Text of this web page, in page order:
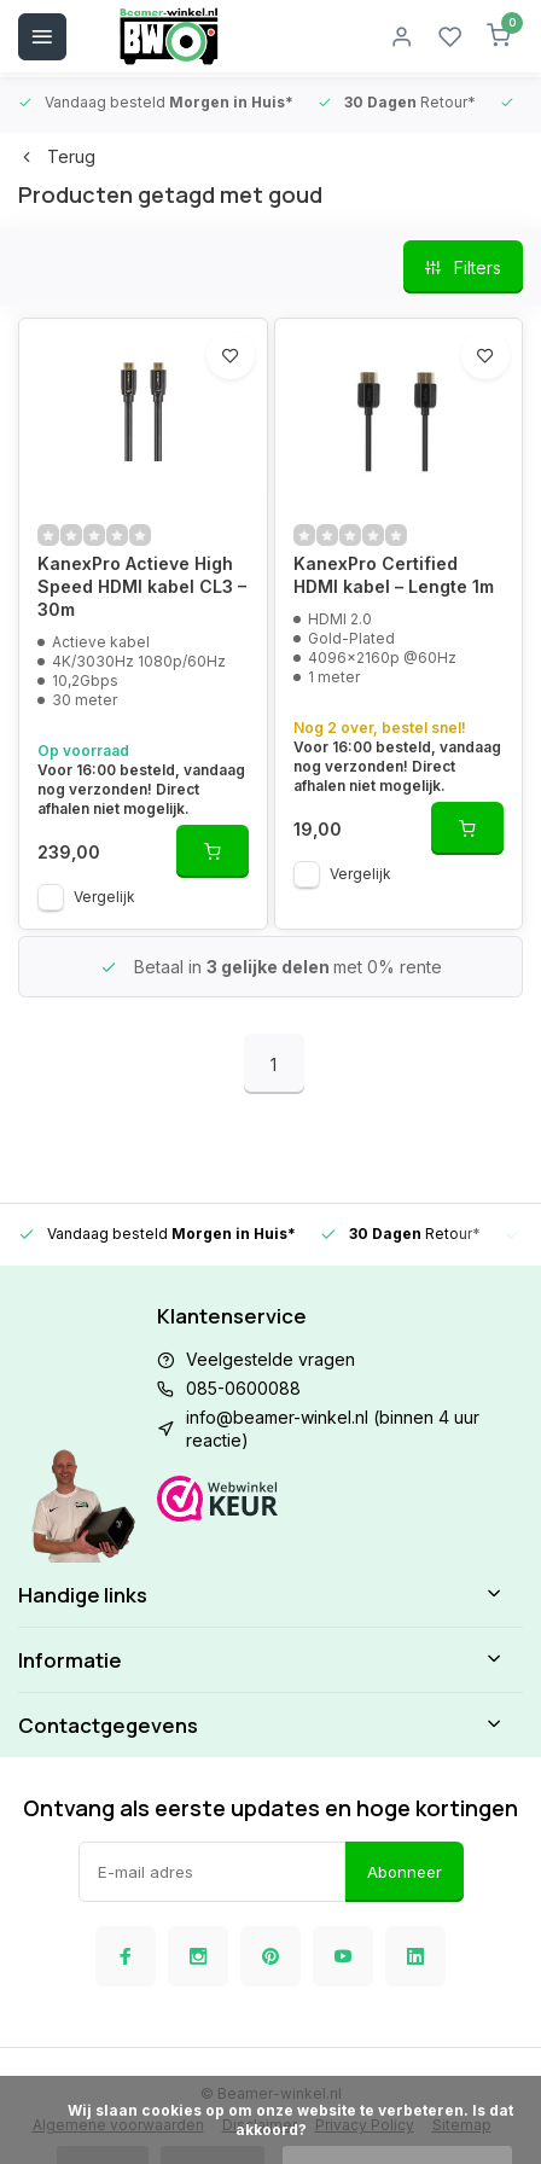
0
Vandaag besteld Morgen in Huis* 30 Dagen Retour*
Terug
Producten getagd met goud
Filters
KanexPro Actieve High
Speed HDMI kabel CL3 –
30m
Actieve kabel
4K/3030Hz 1080p/60Hz
10,2Gbps
30 meter
Op voorraad
Voor 16:00 besteld, vandaag
nog verzonden! Direct
afhalen niet mogelijk.
239,00
Vergelijk
KanexPro Certified
HDMI kabel – Lengte 1m
HDMI 2.0
Gold-Plated
4096x2160p @60Hz
1 meter
Nog 2 over, bestel snel!
Voor 16:00 besteld, vandaag
nog verzonden! Direct
afhalen niet mogelijk.
19,00
Vergelijk
Betaal in 3 gelijke delen met 0% rente
1
Vandaag besteld Morgen in Huis* 30 Dagen Retour*
Klantenservice
Veelgestelde vragen
085-0600088
info@beamer-winkel.nl (binnen 4 uur
reactie)
Handige links
Informatie
Contactgegevens
Ontvang als eerste updates en hoge kortingen
Abonneer
Algemene voorwaarden Disclaimer Privacy Policy Sitemap
© Beamer-winkel.nl
akkoord?